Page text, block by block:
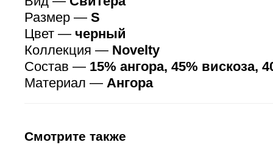
Размер — S
Цвет — черный
Коллекция — Novelty
Состав — 15% ангора, 45% вискоза,
Материал — Ангора
Смотрите также